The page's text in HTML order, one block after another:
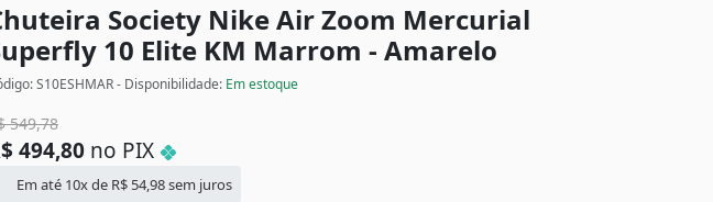
Society Nike Air Zoom Mercurial
10 Elite KM Marrom - Amarelo
S10ESHMAR - Disponibilidade: Em estoque
549,78
494,80 no PIX
Em até 10x de R$ 54,98sem juros